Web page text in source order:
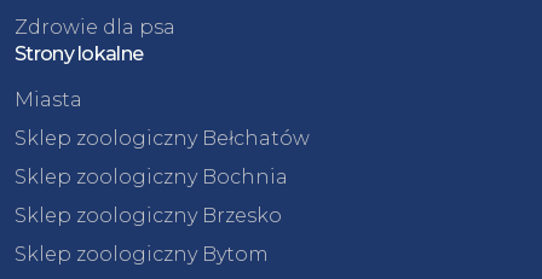
Zdrowie dla psa
Strony lokalne
Miasta
Sklep zoologiczny Bełchatów
Sklep zoologiczny Bochnia
Sklep zoologiczny Brzesko
Sklep zoologiczny Bytom